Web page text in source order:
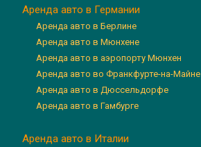
Аренда авто в Германии
Аренда авто в Берлине
Аренда авто в Мюнхене
Аренда авто в аэропорту Мюнхен
Аренда авто во Франкфурте-на-Майне
Аренда авто в Дюссельдорфе
Аренда авто в Гамбурге
Аренда авто в Италии